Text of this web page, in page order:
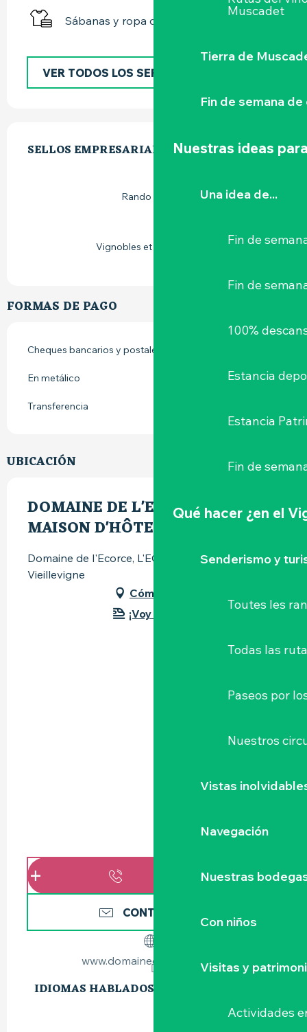
Muscadet
Tierra de
Fin de semana
Nuestras ideas
Una idea de...
Fin de
Fin de
100%
Estancia
Estancia
Fin de
Qué hacer ¿en el
Senderismo y
Toutes les
Todas las
Paseos por
Nuestros
Vistas
Navegación
Nuestras
Con niños
Visitas y
Actividades
Sábanas y ropa de cama
VER TODOS LOS SERVICIOS
SELLOS EMPRESARIALES
SELLOS EMPRESARIALES
Rando Accueil
Vignobles et découvertes
FORMAS DE PAGO
Cheques bancarios y postales
En metálico
Transferencia
UBICACIÓN
DOMAINE DE L'ECORCE -
MAISON D'HÔTES - SUITES
Domaine de l'Ecorce, L'ECORCE, 44116
Vieillevigne
Cómo llegar
¡Voy en tren!
CONTÁCTENOS
www.domainedelecorce.com
IDIOMAS HABLADOS
IDIOMAS HABLADOS